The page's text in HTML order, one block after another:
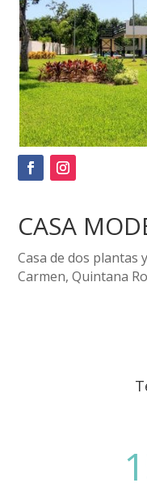
CASA
Casa de dos plantas
Carmen, Quintana